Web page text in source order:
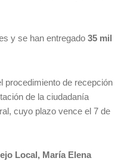
y se han entregado 35 mil
procedimiento de recepción
de la ciudadanía
cuyo plazo vence el 7 de
Local, María Elena